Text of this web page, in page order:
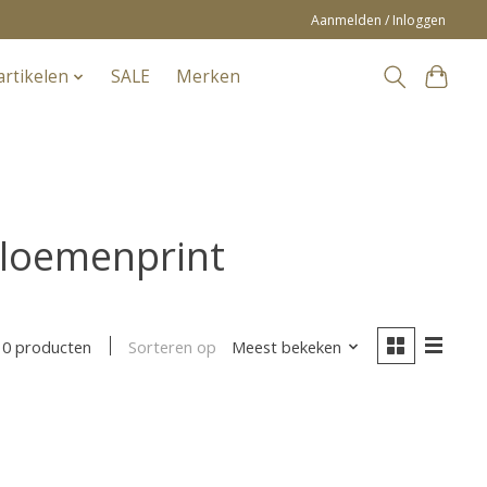
Aanmelden / Inloggen
SALE Merken
0 producten Sorteren op Meest bekeken